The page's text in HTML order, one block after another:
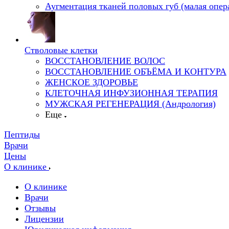
Аугментация тканей половых губ (малая
Стволовые клетки
ВОССТАНОВЛЕНИЕ ВОЛОС
ВОССТАНОВЛЕНИЕ ОБЪЁМА И КОНТУРА
ЖЕНСКОЕ ЗДОРОВЬЕ
КЛЕТОЧНАЯ ИНФУЗИОННАЯ ТЕРАПИЯ
МУЖСКАЯ РЕГЕНЕРАЦИЯ (Андрология)
Еще
Пептиды
Врачи
Цены
О клинике
О клинике
Врачи
Отзывы
Лицензии